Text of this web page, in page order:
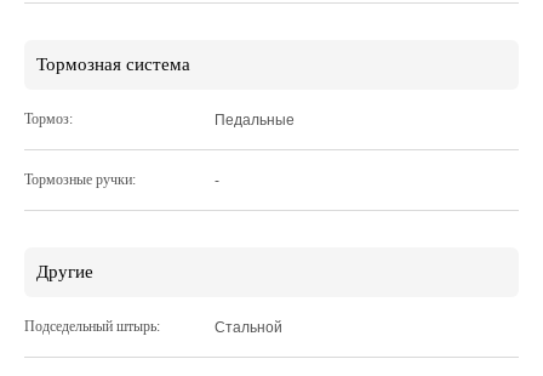
Тормозная система
Тормоз: Педальные
Тормозные ручки: -
Другие
Подседельный штырь: Стальной